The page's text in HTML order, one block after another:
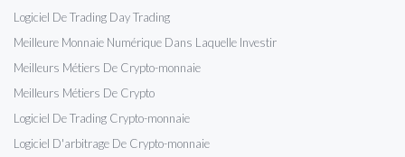
Logiciel De Trading Day Trading
Meilleure Monnaie Numérique Dans Laquelle Investir
Meilleurs Métiers De Crypto-monnaie
Meilleurs Métiers De Crypto
Logiciel De Trading Crypto-monnaie
Logiciel D'arbitrage De Crypto-monnaie